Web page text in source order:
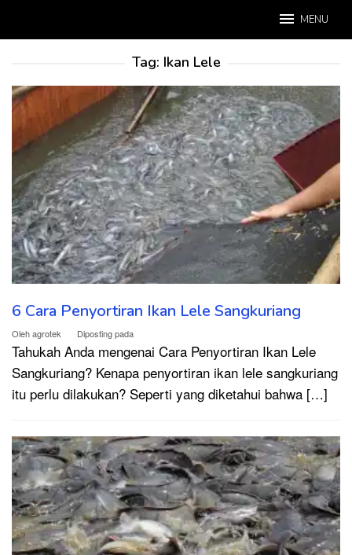
MENU
Tag: Ikan Lele
6 Cara Penyortiran Ikan Lele Sangkuriang
Olehagrotek Diposting pada
Tahukah Anda mengenai Cara Penyortiran Ikan Lele
Sangkuriang? Kenapa penyortiran ikan lele sangkuriang
itu perlu dilakukan? Seperti yang diketahui bahwa […]